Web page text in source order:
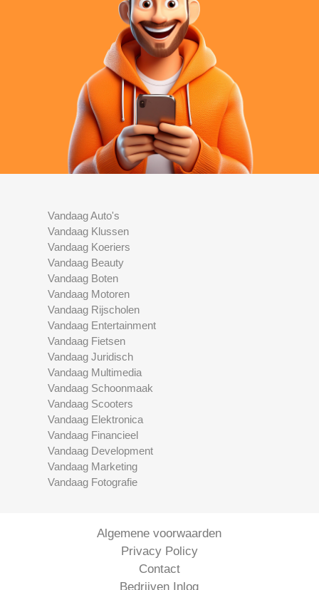
Vandaag Auto's
Vandaag Klussen
Vandaag Koeriers
Vandaag Beauty
Vandaag Boten
Vandaag Motoren
Vandaag Rijscholen
Vandaag Entertainment
Vandaag Fietsen
Vandaag Juridisch
Vandaag Multimedia
Vandaag Schoonmaak
Vandaag Scooters
Vandaag Elektronica
Vandaag Financieel
Vandaag Development
Vandaag Marketing
Vandaag Fotografie
Algemene voorwaarden
Privacy Policy
Contact
Bedrijven Inlog